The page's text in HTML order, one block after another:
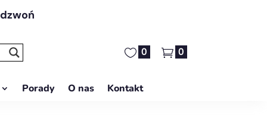
0 0
Porady O nas Kontakt